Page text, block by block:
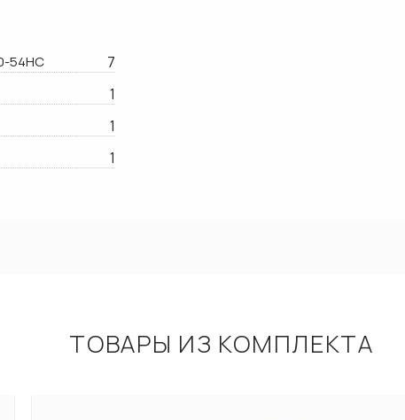
54HC 7
1
1
1
ТОВАРЫ ИЗ КОМПЛЕКТА